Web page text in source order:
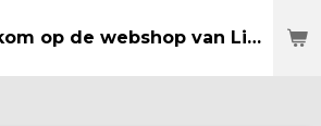
Welkom op de webshop van Lingerie Elly